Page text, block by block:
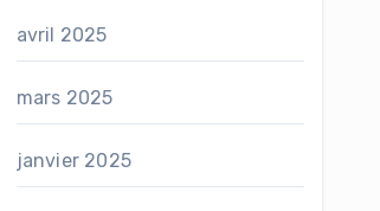
avril 2025
mars 2025
janvier 2025